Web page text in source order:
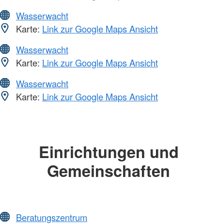
Wasserwacht
Karte: Link zur Google Maps Ansicht
Wasserwacht
Karte: Link zur Google Maps Ansicht
Wasserwacht
Karte: Link zur Google Maps Ansicht
Einrichtungen und
Gemeinschaften
Beratungszentrum